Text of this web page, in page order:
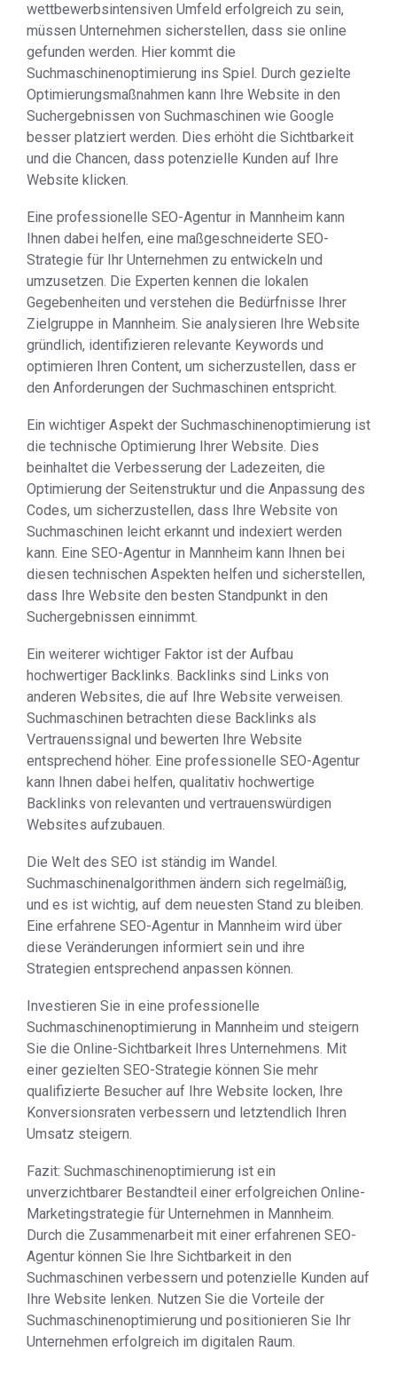
wettbewerbsintensiven Umfeld erfolgreich zu sein,
müssen Unternehmen sicherstellen, dass sie online
gefunden werden. Hier kommt die
Suchmaschinenoptimierung ins Spiel. Durch gezielte
Optimierungsmaßnahmen kann Ihre Website in den
Suchergebnissen von Suchmaschinen wie Google
besser platziert werden. Dies erhöht die Sichtbarkeit
und die Chancen, dass potenzielle Kunden auf Ihre
Website klicken.
Eine professionelle SEO-Agentur in Mannheim kann
Ihnen dabei helfen, eine maßgeschneiderte SEO-
Strategie für Ihr Unternehmen zu entwickeln und
umzusetzen. Die Experten kennen die lokalen
Gegebenheiten und verstehen die Bedürfnisse Ihrer
Zielgruppe in Mannheim. Sie analysieren Ihre Website
gründlich, identifizieren relevante Keywords und
optimieren Ihren Content, um sicherzustellen, dass er
den Anforderungen der Suchmaschinen entspricht.
Ein wichtiger Aspekt der Suchmaschinenoptimierung ist
die technische Optimierung Ihrer Website. Dies
beinhaltet die Verbesserung der Ladezeiten, die
Optimierung der Seitenstruktur und die Anpassung des
Codes, um sicherzustellen, dass Ihre Website von
Suchmaschinen leicht erkannt und indexiert werden
kann. Eine SEO-Agentur in Mannheim kann Ihnen bei
diesen technischen Aspekten helfen und sicherstellen,
dass Ihre Website den besten Standpunkt in den
Suchergebnissen einnimmt.
Ein weiterer wichtiger Faktor ist der Aufbau
hochwertiger Backlinks. Backlinks sind Links von
anderen Websites, die auf Ihre Website verweisen.
Suchmaschinen betrachten diese Backlinks als
Vertrauenssignal und bewerten Ihre Website
entsprechend höher. Eine professionelle SEO-Agentur
kann Ihnen dabei helfen, qualitativ hochwertige
Backlinks von relevanten und vertrauenswürdigen
Websites aufzubauen.
Die Welt des SEO ist ständig im Wandel.
Suchmaschinenalgorithmen ändern sich regelmäßig,
und es ist wichtig, auf dem neuesten Stand zu bleiben.
Eine erfahrene SEO-Agentur in Mannheim wird über
diese Veränderungen informiert sein und ihre
Strategien entsprechend anpassen können.
Investieren Sie in eine professionelle
Suchmaschinenoptimierung in Mannheim und steigern
Sie die Online-Sichtbarkeit Ihres Unternehmens. Mit
einer gezielten SEO-Strategie können Sie mehr
qualifizierte Besucher auf Ihre Website locken, Ihre
Konversionsraten verbessern und letztendlich Ihren
Umsatz steigern.
Fazit: Suchmaschinenoptimierung ist ein
unverzichtbarer Bestandteil einer erfolgreichen Online-
Marketingstrategie für Unternehmen in Mannheim.
Durch die Zusammenarbeit mit einer erfahrenen SEO-
Agentur können Sie Ihre Sichtbarkeit in den
Suchmaschinen verbessern und potenzielle Kunden auf
Ihre Website lenken. Nutzen Sie die Vorteile der
Suchmaschinenoptimierung und positionieren Sie Ihr
Unternehmen erfolgreich im digitalen Raum.